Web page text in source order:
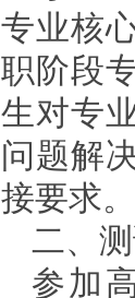
专业核
职阶段
生对专
问题解
接要求。
二、
参加